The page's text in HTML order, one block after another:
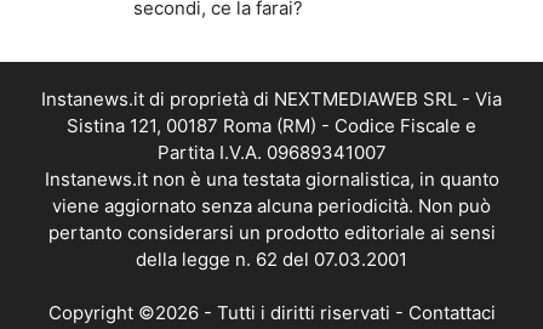
secondi, ce la farai?
Instanews.it di proprietà di NEXTMEDIAWEB SRL - Via
Sistina 121, 00187 Roma (RM) - Codice Fiscale e
Partita I.V.A. 09689341007
Instanews.it non è una testata giornalistica, in quanto
viene aggiornato senza alcuna periodicità. Non può
pertanto considerarsi un prodotto editoriale ai sensi
della legge n. 62 del 07.03.2001
Copyright ©2026 - Tutti i diritti riservati - Contattaci